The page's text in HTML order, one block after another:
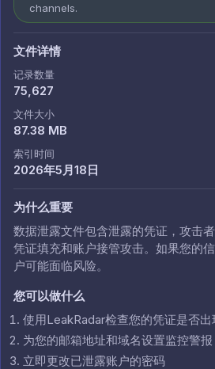
channels.
文件详情
记录数量
75,627
文件大小
87.38 MB
索引时间
2026年5月18日
为什么重要
数据泄露文件包含泄露的凭证，攻击
凭证填充和账户接管攻击。如果您的
户可能面临风险。
您可以做什么
使用LeakRadar检查您的凭证是否出
为您的邮箱地址和域名设置监控警报
立即更改已泄露账户的密码